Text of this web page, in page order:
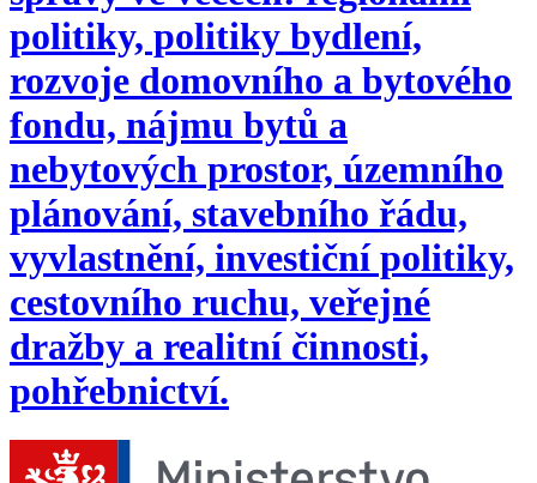
politiky, politiky bydlení,
rozvoje domovního a bytového
fondu, nájmu bytů a
nebytových prostor, územního
plánování, stavebního řádu,
vyvlastnění, investiční politiky,
cestovního ruchu, veřejné
dražby a realitní činnosti,
pohřebnictví.